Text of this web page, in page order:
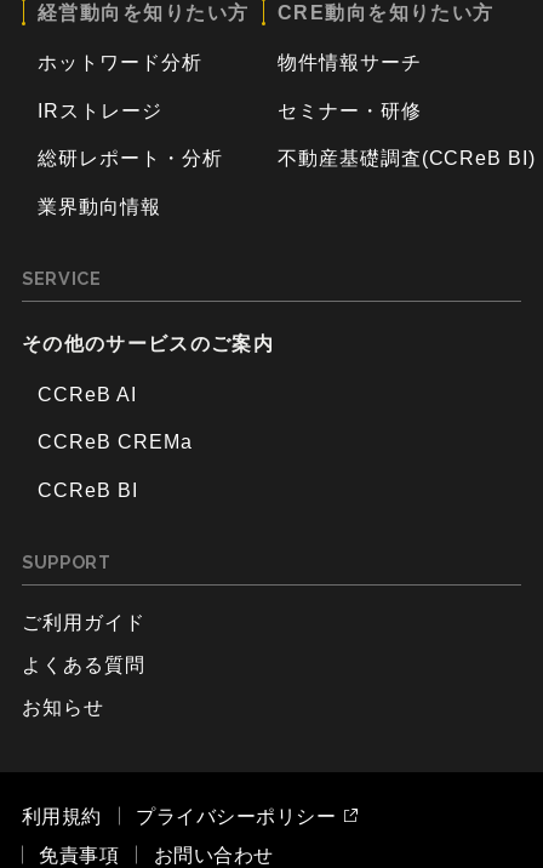
経営動向を知りたい方
ホットワード分析
IRストレージ
総研レポート・分析
業界動向情報
CRE動向を知りたい方
物件情報サーチ
セミナー・研修
不動産基礎調査(CCReB BI)
SERVICE
その他のサービスのご案内
CCReB AI
CCReB CREMa
CCReB BI
SUPPORT
ご利用ガイド
よくある質問
お知らせ
利用規約
プライバシーポリシー
免責事項
お問い合わせ